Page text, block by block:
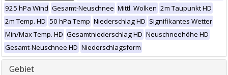
925 hPa Wind Gesamt-Neuschnee Mittl. Wolken 2m Taupunkt HD
2m Temp. HD 50 hPa Temp Niederschlag HD Signifikantes Wetter
Min/Max Temp. HD Gesamtniederschlag HD Neuschneehöhe HD
Gesamt-Neuschnee HD Niederschlagsform
Gebiet